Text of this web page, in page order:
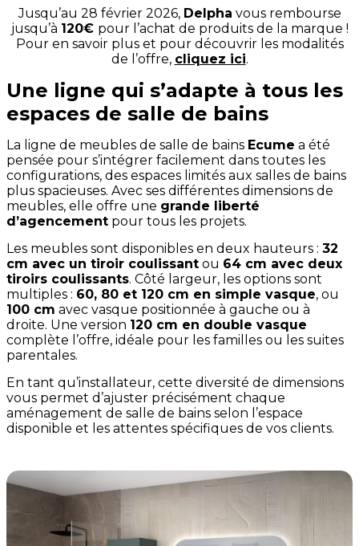
Jusqu’au 28 février 2026, Delpha vous rembourse
jusqu’à 120€ pour l’achat de produits de la marque !
Pour en savoir plus et pour découvrir les modalités
de l’offre, cliquez ici.
Une ligne qui s’adapte à tous les
espaces de salle de bains
La ligne de meubles de salle de bains Ecume a été
pensée pour s’intégrer facilement dans toutes les
configurations, des espaces limités aux salles de bains
plus spacieuses. Avec ses différentes dimensions de
meubles, elle offre une grande liberté
d’agencement pour tous les projets.
Les meubles sont disponibles en deux hauteurs : 32
cm avec un tiroir coulissant ou 64 cm avec deux
tiroirs coulissants. Côté largeur, les options sont
multiples : 60, 80 et 120 cm en simple vasque, ou
100 cm avec vasque positionnée à gauche ou à
droite. Une version 120 cm en double vasque
complète l’offre, idéale pour les familles ou les suites
parentales.
En tant qu’installateur, cette diversité de dimensions
vous permet d’ajuster précisément chaque
aménagement de salle de bains selon l’espace
disponible et les attentes spécifiques de vos clients.